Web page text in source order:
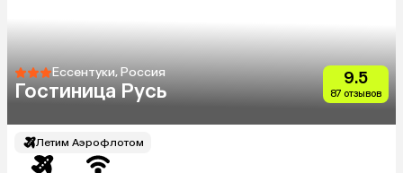
Ессентуки, Россия
Гостиница Русь
9.5
87 отзывов
Летим Аэрофлотом